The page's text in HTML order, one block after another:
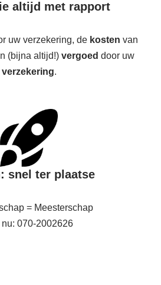
altijd met rapport
uw verzekering, de kosten van
(bijna altijd!) vergoed door uw
verzekering.
snel ter plaatse
= Meesterschap
nu: 070-2002626